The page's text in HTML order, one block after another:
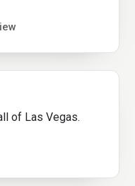
of Las Vegas.